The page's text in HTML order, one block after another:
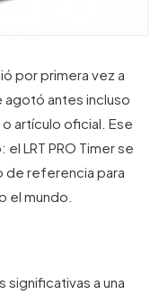
por primera vez a
agotó antes incluso
artículo oficial. Ese
LRT PRO Timer se
de referencia para
mundo.
significativas a una